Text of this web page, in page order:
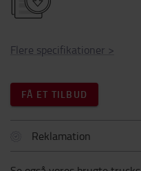
Flere specifikationer >
FÅ ET TILBUD
Reklamation